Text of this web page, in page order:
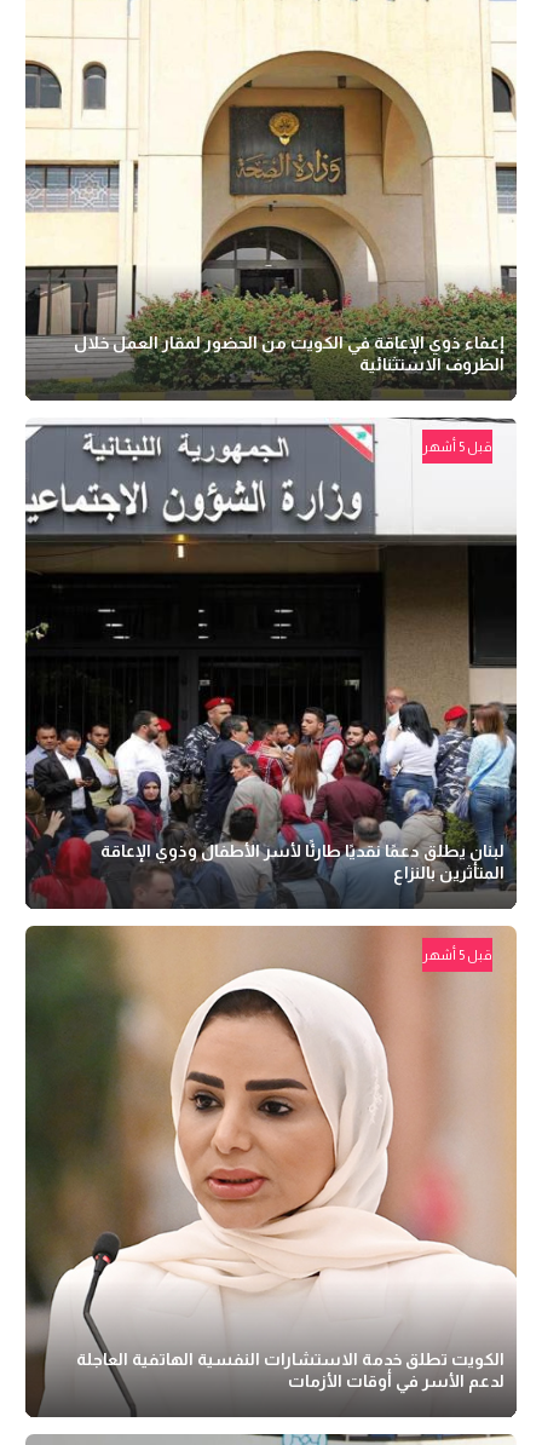
إعفاء ذوي الإعاقة في الكويت من الحضور لمقار العمل خلال
الظروف الاستثنائية
قبل 5 أشهر
لبنان يطلق دعمًا نقديًا طارئًا لأسر الأطفال وذوي الإعاقة
المتأثرين بالنزاع
قبل 5 أشهر
الكويت تطلق خدمة الاستشارات النفسية الهاتفية العاجلة
لدعم الأسر في أوقات الأزمات